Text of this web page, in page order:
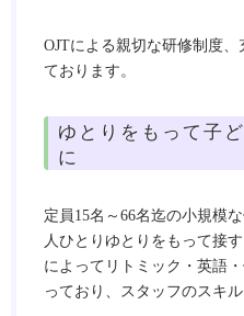
OJTによる親切な研修制度
ております。
ゆとりをもって子
に
定員15名～66名迄の小規模
人ひとりゆとりをもって接
によってリトミック・英語
っており、スタッフのスキ